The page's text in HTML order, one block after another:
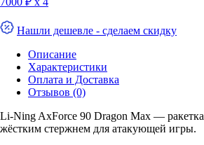
Нашли дешевле - сделаем скидку
Описание
Характеристики
Оплата и Доставка
Отзывов (0)
Li-Ning AxForce 90 Dragon Max — ракетка
жёстким стержнем для атакующей игры.